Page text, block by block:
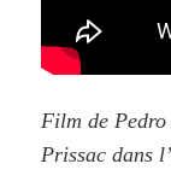
Film de Pedro
Prissac dans